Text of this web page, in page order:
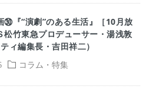
コラム・特集
㉚『“演劇”のある生活』［10月放
松竹東急プロデューサー・湯浅敦
ィ編集長・吉田祥二）